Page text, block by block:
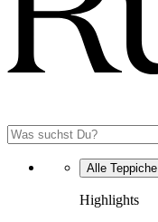
Alle Teppiche
Highlights